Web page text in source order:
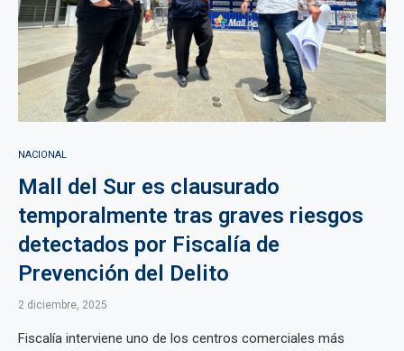
NACIONAL
Mall del Sur es clausurado
temporalmente tras graves riesgos
detectados por Fiscalía de
Prevención del Delito
2 diciembre, 2025
Fiscalía interviene uno de los centros comerciales más